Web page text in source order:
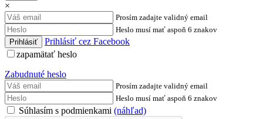
×
Prosím zadajte validný email
Heslo musí mať aspoň 6 znakov
Prihlásiť cez Facebook
zapamätať heslo
Zabudnuté heslo
Prosím zadajte validný email
Heslo musí mať aspoň 6 znakov
Súhlasím s podmienkami (náhľad)